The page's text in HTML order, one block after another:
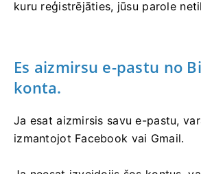
kuru reģistrējāties, jūsu parole
Es aizmirsu e-pastu no
konta.
Ja esat aizmirsis savu e-pastu,
izmantojot Facebook vai Gmail.